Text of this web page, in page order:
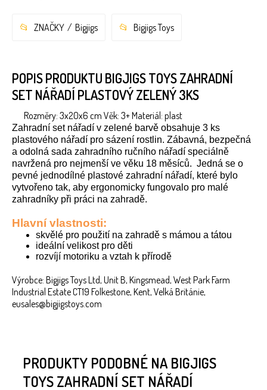
ZNAČKY Bigjigs Bigjigs Toys
POPIS PRODUKTU BIGJIGS TOYS ZAHRADNÍ
SET NÁŘADÍ PLASTOVÝ ZELENÝ 3KS
Rozměry: 3x20x6 cm Věk: 3+ Materiál: plast
Zahradní set nářadí v zelené barvě obsahuje 3 ks
plastového nářadí pro sázení rostlin. Zábavná, bezpečná
a odolná sada zahradního ručního nářadí speciálně
navržená pro nejmenší ve věku 18 měsíců. Jedná se o
pevné jednodílné plastové zahradní nářadí, které bylo
vytvořeno tak, aby ergonomicky fungovalo pro malé
zahradníky při práci na zahradě.
Hlavní vlastnosti:
skvělé pro použití na zahradě s mámou a tátou
ideální velikost pro děti
rozvíjí motoriku a vztah k přírodě
Výrobce: Bigjigs Toys Ltd, Unit B, Kingsmead, West Park Farm
Industrial Estate CT19 Folkestone, Kent, Velká Británie,
eusales@bigjigstoys.com
PRODUKTY PODOBNÉ NA BIGJIGS
TOYS ZAHRADNÍ SET NÁŘADÍ